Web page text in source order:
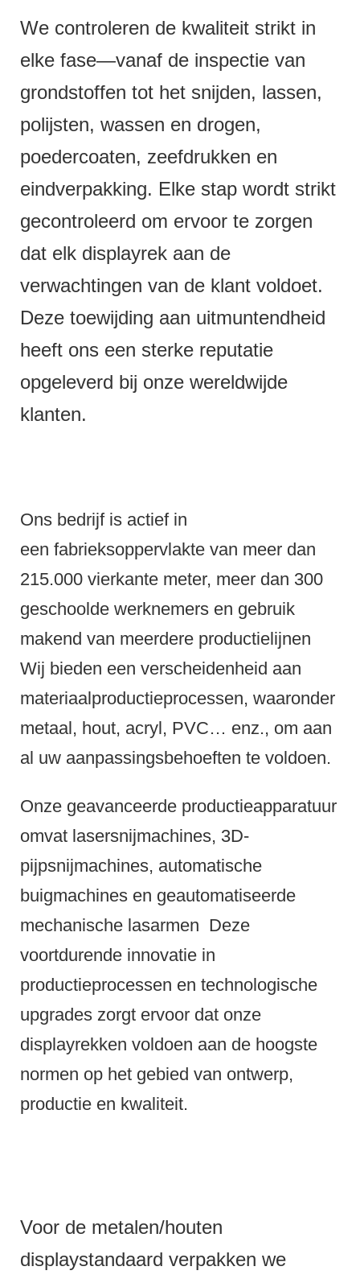
We controleren de kwaliteit strikt in
elke fase—vanaf de inspectie van
grondstoffen tot het snijden, lassen,
polijsten, wassen en drogen,
poedercoaten, zeefdrukken en
eindverpakking. Elke stap wordt strikt
gecontroleerd om ervoor te zorgen
dat elk displayrek aan de
verwachtingen van de klant voldoet.
Deze toewijding aan uitmuntendheid
heeft ons een sterke reputatie
opgeleverd bij onze wereldwijde
klanten.
Ons bedrijf is actief in
een fabrieksoppervlakte van meer dan
215.000 vierkante meter, meer dan 300
geschoolde werknemers en gebruik
makend van meerdere productielijnen
Wij bieden een verscheidenheid aan
materiaalproductieprocessen, waaronder
metaal, hout, acryl, PVC… enz., om aan
al uw aanpassingsbehoeften te voldoen.
Onze geavanceerde productieapparatuur
omvat lasersnijmachines, 3D-
pijpsnijmachines, automatische
buigmachines en geautomatiseerde
mechanische lasarmen Deze
voortdurende innovatie in
productieprocessen en technologische
upgrades zorgt ervoor dat onze
displayrekken voldoen aan de hoogste
normen op het gebied van ontwerp,
productie en kwaliteit.
Voor de metalen/houten
displaystandaard verpakken we